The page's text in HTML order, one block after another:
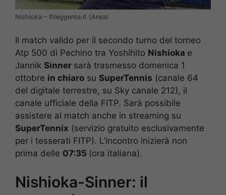
Nishioka – IlVeggente.it (Ansa)
Il match valido per il secondo turno del torneo
Atp 500 di Pechino tra Yoshihito Nishioka e
Jannik Sinner sarà trasmesso domenica 1
ottobre in chiaro su SuperTennis (canale 64
del digitale terrestre, su Sky canale 212), il
canale ufficiale della FITP. Sarà possibile
assistere al match anche in streaming su
SuperTennix (servizio gratuito esclusivamente
per i tesserati FITP). L’incontro inizierà non
prima delle 07:35 (ora italiana).
Nishioka-Sinner: il